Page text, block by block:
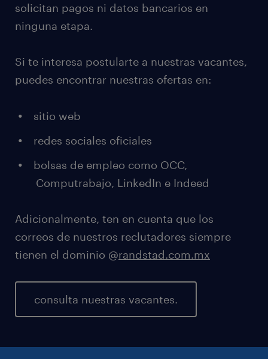
solicitan pagos ni datos bancarios en
ninguna etapa.
Si te interesa postularte a nuestras vacantes,
puedes encontrar nuestras ofertas en:
sitio web
redes sociales oficiales
bolsas de empleo como OCC,
Computrabajo, LinkedIn e Indeed
Adicionalmente, ten en cuenta que los
correos de nuestros reclutadores siempre
tienen el dominio @randstad.com.mx
consulta nuestras vacantes.